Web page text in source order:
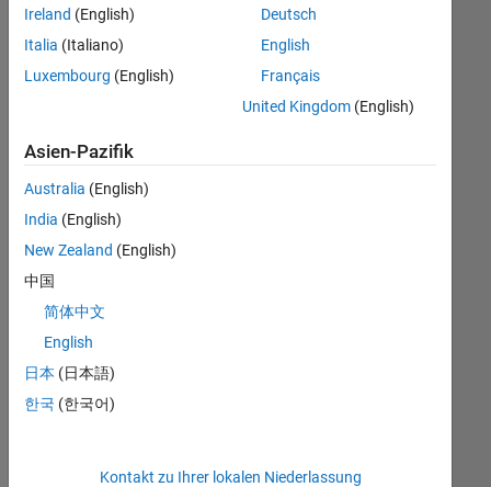
oder
alle
Stellenangebote
anzeigen .
noch
keine
offenen
Stellen
können,
die
Ihren
entsprechen,
werden
unseres
Ireland (English)
Italia (Italiano)
Luxembourg (English)
Deutsch
English
Français
United Kingdom(English)
Asien-Pazifik
Australia (English)
India (English)
New Zealand (English)
中国
简体中文
English
日本 (日本語)
한국 (한국어)
Kontakt zu Ihrer lokalen Niederlassung